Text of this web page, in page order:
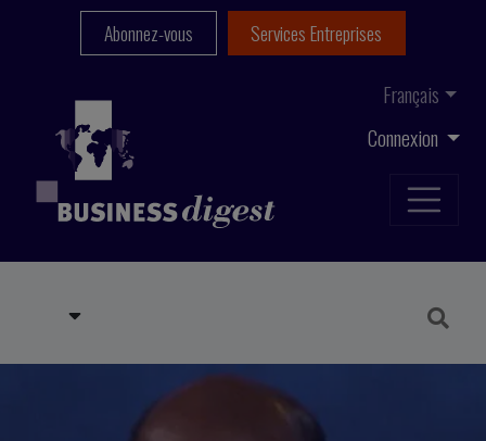
Connexion
Français
Abonnez-vous Services Entreprises